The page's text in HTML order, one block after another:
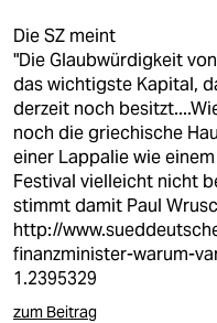
Die SZ meint
"Die Glaubwürdigkeit
das wichtigste Kapital,
derzeit noch
noch die griechische
einer Lappalie wie
Festival vielleicht nicht
stimmt damit Paul
http://
finanzminister-warum-
1.2395329
zum Beitrag